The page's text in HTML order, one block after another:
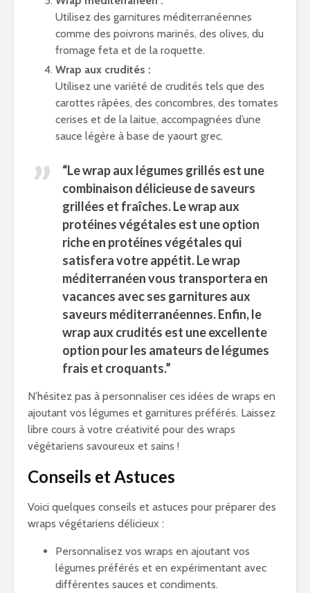
Utilisez des garnitures méditerranéennes
comme des poivrons marinés, des olives, du
fromage feta et de la roquette.
Wrap aux crudités :
Utilisez une variété de crudités tels que des
carottes râpées, des concombres, des tomates
cerises et de la laitue, accompagnées d’une
sauce légère à base de yaourt grec.
“Lewrap aux légumes grillés est une
combinaison délicieuse de saveurs
grillées et fraîches. Le wrap aux
protéines végétales est une option
riche en protéines végétales qui
satisfera votre appétit. Le wrap
méditerranéen vous transportera en
vacances avec ses garnitures aux
saveurs méditerranéennes. Enfin, le
wrap aux crudités est une excellente
option pour les amateurs de légumes
frais et croquants.”
N’hésitez pas à personnaliser ces idées de wraps en
ajoutant vos légumes et garnitures préférés. Laissez
libre cours à votre créativité pour des wraps
végétariens savoureux et sains !
Conseils et Astuces
Voici quelques conseils et astuces pour préparer des
wraps végétariens délicieux :
Personnalisez vos wraps en ajoutant vos
légumes préférés et en expérimentant avec
différentes sauces et condiments.